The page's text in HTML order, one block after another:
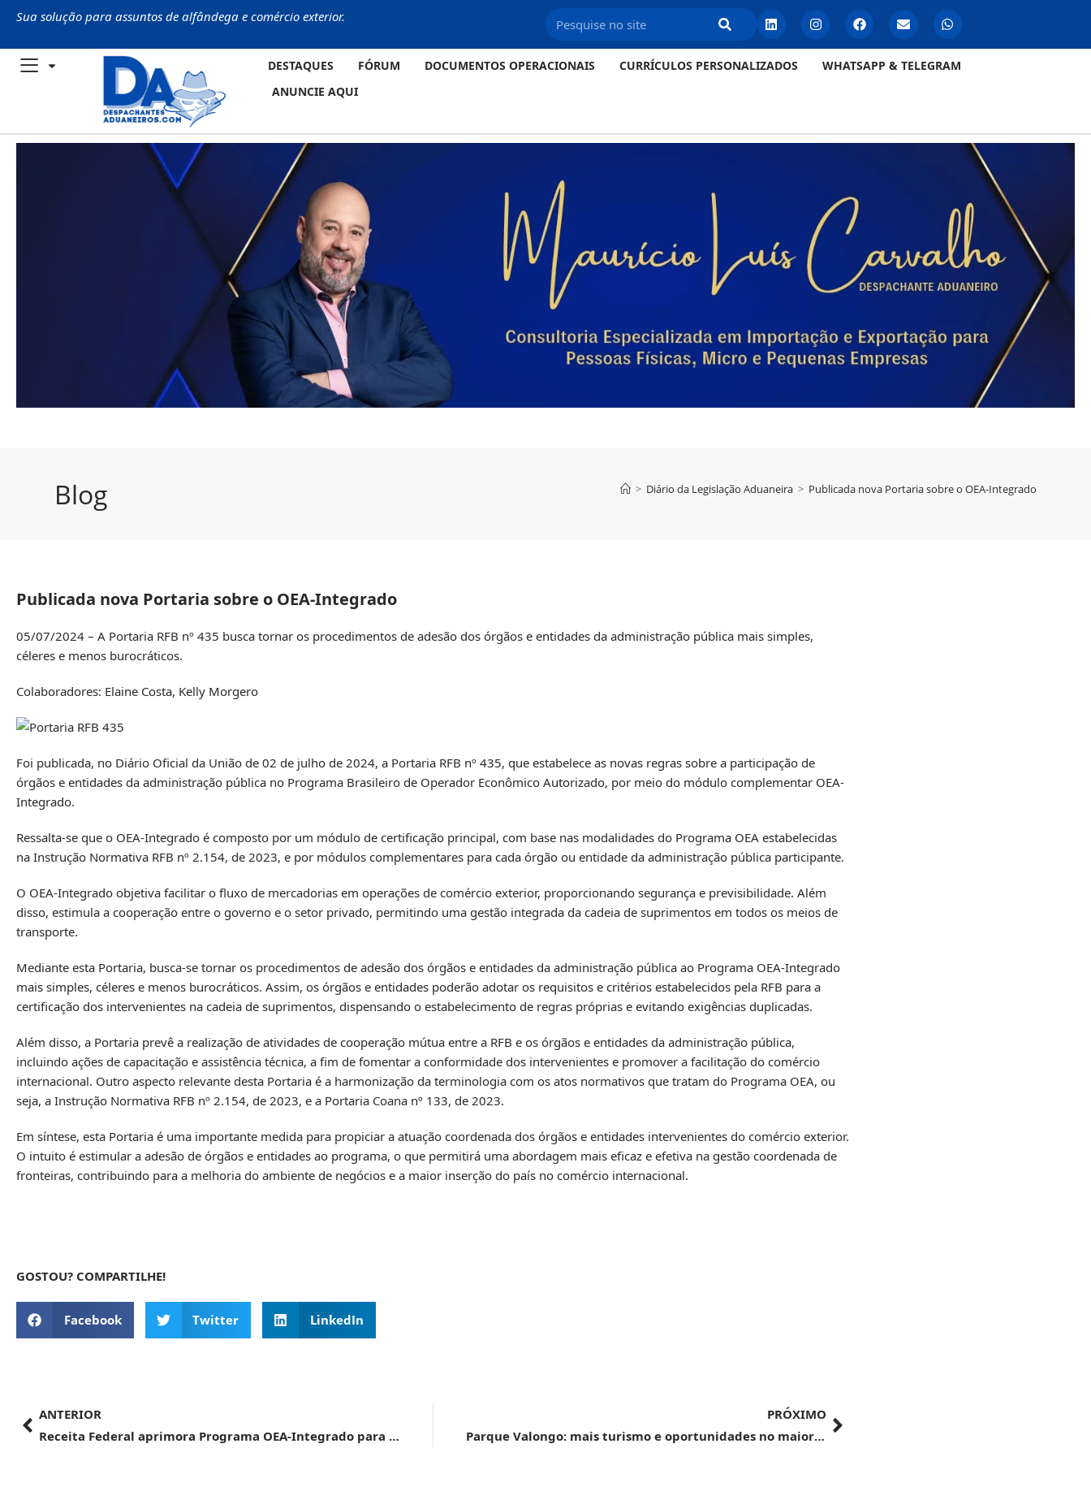
Sua solução para assuntos de alfândega e comércio exterior.
DESTAQUES FÓRUM DOCUMENTOS OPERACIONAIS CURRÍCULOS PERSONALIZADOS
WHATSAPP & TELEGRAM
ANUNCIE AQUI
Blog > Diário da Legislação Aduaneira > Publicada nova Portaria sobre o OEA-Integrado
Publicada nova Portaria sobre o OEA-Integrado
05/07/2024 – A Portaria RFB nº 435 busca tornar os procedimentos de adesão dos órgãos e entidades da administração pública mais simples,
céleres e menos burocráticos.
Colaboradores: Elaine Costa, Kelly Morgero
Foi publicada, no Diário Oficial da União de 02 de julho de 2024, a Portaria RFB nº 435, que estabelece as novas regras sobre a participação de
órgãos e entidades da administração pública no Programa Brasileiro de Operador Econômico Autorizado, por meio do módulo complementar OEA-
Integrado.
Ressalta-se que o OEA-Integrado é composto por um módulo de certificação principal, com base nas modalidades do Programa OEA estabelecidas
na Instrução Normativa RFB nº 2.154, de 2023, e por módulos complementares para cada órgão ou entidade da administração pública participante.
O OEA-Integrado objetiva facilitar o fluxo de mercadorias em operações de comércio exterior, proporcionando segurança e previsibilidade. Além
disso, estimula a cooperação entre o governo e o setor privado, permitindo uma gestão integrada da cadeia de suprimentos em todos os meios de
transporte.
Mediante esta Portaria, busca-se tornar os procedimentos de adesão dos órgãos e entidades da administração pública ao Programa OEA-Integrado
mais simples, céleres e menos burocráticos. Assim, os órgãos e entidades poderão adotar os requisitos e critérios estabelecidos pela RFB para a
certificação dos intervenientes na cadeia de suprimentos, dispensando o estabelecimento de regras próprias e evitando exigências duplicadas.
Além disso, a Portaria prevê a realização de atividades de cooperação mútua entre a RFB e os órgãos e entidades da administração pública,
incluindo ações de capacitação e assistência técnica, a fim de fomentar a conformidade dos intervenientes e promover a facilitação do comércio
internacional. Outro aspecto relevante desta Portaria é a harmonização da terminologia com os atos normativos que tratam do Programa OEA, ou
seja, a Instrução Normativa RFB nº 2.154, de 2023, e a Portaria Coana nº 133, de 2023.
Em síntese, esta Portaria é uma importante medida para propiciar a atuação coordenada dos órgãos e entidades intervenientes do comércio exterior.
O intuito é estimular a adesão de órgãos e entidades ao programa, o que permitirá uma abordagem mais eficaz e efetiva na gestão coordenada de
fronteiras, contribuindo para a melhoria do ambiente de negócios e a maior inserção do país no comércio internacional.
GOSTOU? COMPARTILHE!
Facebook Twitter LinkedIn
ANTERIOR
Receita Federal aprimora Programa OEA-Integrado para facilitar operações internacionais
PRÓXIMO
Parque Valongo: mais turismo e oportunidades no maior porto da América Latina